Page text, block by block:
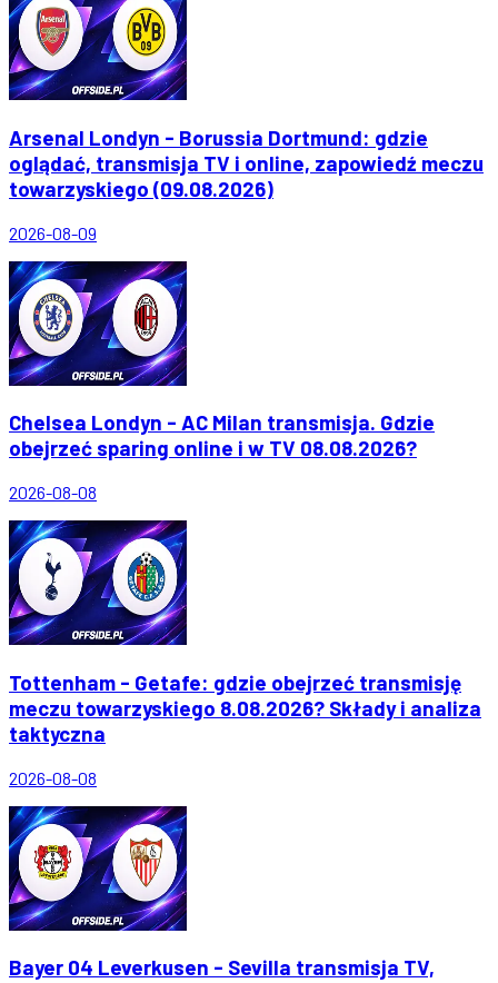
Arsenal Londyn - Borussia Dortmund: gdzie
oglądać, transmisja TV i online, zapowiedź meczu
towarzyskiego (09.08.2026)
2026-08-09
Chelsea Londyn - AC Milan transmisja. Gdzie
obejrzeć sparing online i w TV 08.08.2026?
2026-08-08
Tottenham - Getafe: gdzie obejrzeć transmisję
meczu towarzyskiego 8.08.2026? Składy i analiza
taktyczna
2026-08-08
Bayer 04 Leverkusen - Sevilla transmisja TV,